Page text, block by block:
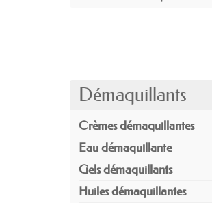
Démaquillants
Crèmes démaquillantes
Eau démaquillante
Gels démaquillants
Huiles démaquillantes